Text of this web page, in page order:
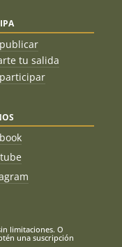
tu salida
limitaciones. O
una suscripción